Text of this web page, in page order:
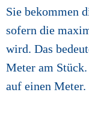
Sie bekommen
sofern die
wird. Das
Meter am Stück.
auf einen Meter.